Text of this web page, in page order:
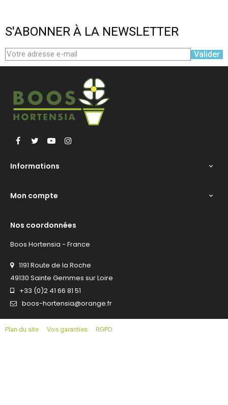
S'ABONNER À LA NEWSLETTER
Valider
Facebook
Twitter YouTube
Informations 
Mon compte 
Nos coordonnées
Boos Hortensia - France
1191 Route de la Roche
49130 Sainte Gemmes sur Loire
+33 (0)2 41 66 81 51
boos-hortensia@orange.fr
Plan du site Vos garanties RGPD